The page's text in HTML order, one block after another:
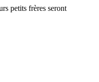
petits frères seront